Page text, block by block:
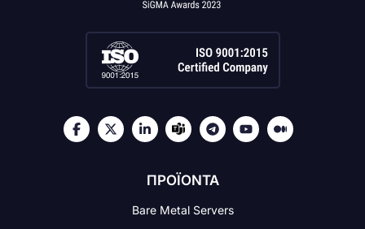
ΠΡΟΪΟΝΤΑ
Bare Metal Servers